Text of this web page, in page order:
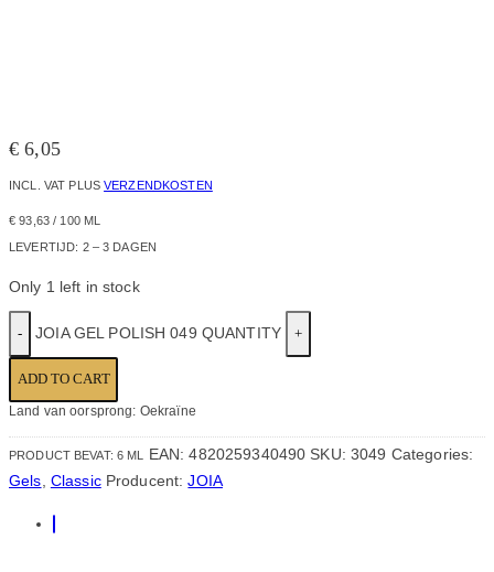
€ 6,05
INCL. VAT PLUSVERZENDKOSTEN
€ 93,63/ 100 ML
LEVERTIJD: 2 – 3 DAGEN
Only 1 left in stock
JOIA GEL POLISH 049 QUANTITY
ADD TO CART
Land van oorsprong: Oekraïne
PRODUCT BEVAT: 6 ML EAN:4820259340490 SKU:3049 Categories:
Gels Classic Producent:JOIA